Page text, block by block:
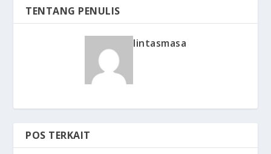
TENTANG PENULIS
lintasmasa
POS TERKAIT